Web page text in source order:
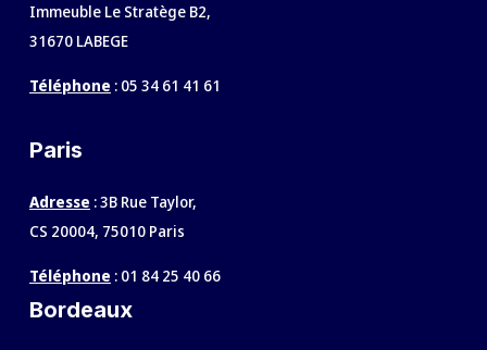
Immeuble Le Stratège B2,
31670 LABEGE
Téléphone : 05 34 61 41 61
Paris
Adresse : 3B Rue Taylor,
CS 20004, 75010 Paris
Téléphone : 01 84 25 40 66
Bordeaux